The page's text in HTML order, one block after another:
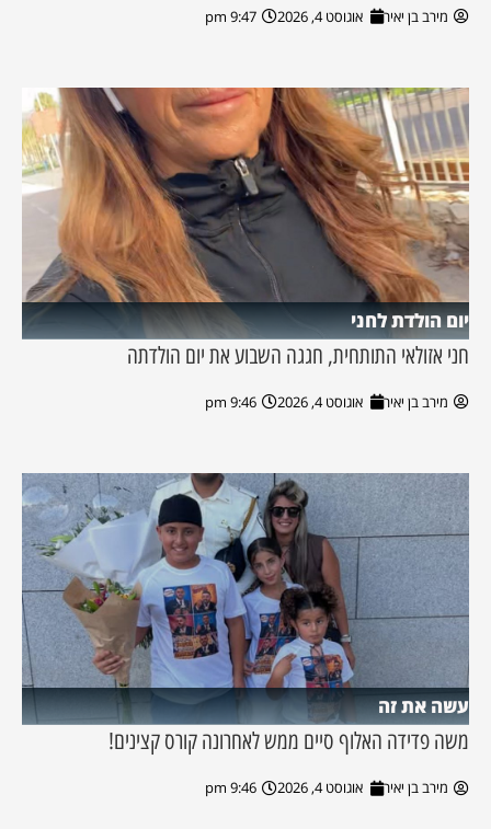
מירב בן יאיר אוגוסט 4, 2026 9:47 pm
יום הולדת לחני
חני אזולאי התותחית, חגגה השבוע את יום הולדתה
מירב בן יאיר אוגוסט 4, 2026 9:46 pm
עשה את זה
משה פדידה האלוף סיים ממש לאחרונה קורס קצינים!
מירב בן יאיר אוגוסט 4, 2026 9:46 pm